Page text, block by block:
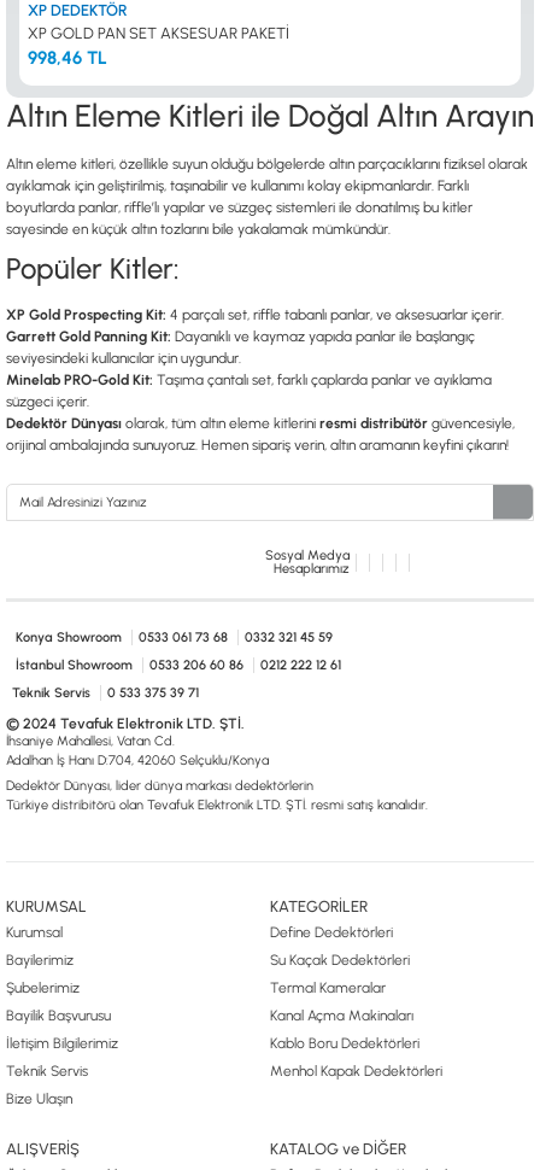
XP DEDEKTÖR
XP GOLD PAN SET AKSESUAR PAKETİ
998,46 TL
Altın Eleme Kitleri ile Doğal Altın Arayın
Altın eleme kitleri, özellikle suyun olduğu bölgelerde altın parçacıklarını fiziksel olarak
ayıklamak için geliştirilmiş, taşınabilir ve kullanımı kolay ekipmanlardır. Farklı
boyutlarda panlar, riffle’lı yapılar ve süzgeç sistemleri ile donatılmış bu kitler
sayesinde en küçük altın tozlarını bile yakalamak mümkündür.
Popüler Kitler:
XP Gold Prospecting Kit: 4 parçalı set, riffle tabanlı panlar, ve aksesuarlar içerir.
Garrett Gold Panning Kit: Dayanıklı ve kaymaz yapıda panlar ile başlangıç
seviyesindeki kullanıcılar için uygundur.
Minelab PRO-Gold Kit: Taşıma çantalı set, farklı çaplarda panlar ve ayıklama
süzgeci içerir.
Dedektör Dünyası olarak, tüm altın eleme kitlerini resmi distribütör güvencesiyle,
orijinal ambalajında sunuyoruz. Hemen sipariş verin, altın aramanın keyfini çıkarın!
Sosyal Medya
Hesaplarımız
Konya Showroom 0533 061 73 68
0332 321 45 59
İstanbul Showroom
0533 206 60 86
0212 222 12 61
Teknik Servis
0 533 375 39 71
© 2024 Tevafuk Elektronik LTD. ŞTİ.
İhsaniye Mahallesi, Vatan Cd.
Adalhan İş Hanı D:704, 42060 Selçuklu/Konya
Dedektör Dünyası, lider dünya markası dedektörlerin
Türkiye distribitörü olan Tevafuk Elektronik LTD. ŞTİ. resmi satış kanalıdır.
KURUMSAL
Kurumsal
Bayilerimiz
Şubelerimiz
Bayilik Başvurusu
İletişim Bilgilerimiz
Teknik Servis
Bize Ulaşın
KATEGORİLER
Define Dedektörleri
Su Kaçak Dedektörleri
Termal Kameralar
Kanal Açma Makinaları
Kablo Boru Dedektörleri
Menhol Kapak Dedektörleri
ALIŞVERİŞ KATALOG ve DİĞER